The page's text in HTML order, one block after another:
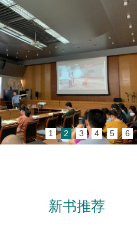
1 2 3 4 5 6
新书推荐